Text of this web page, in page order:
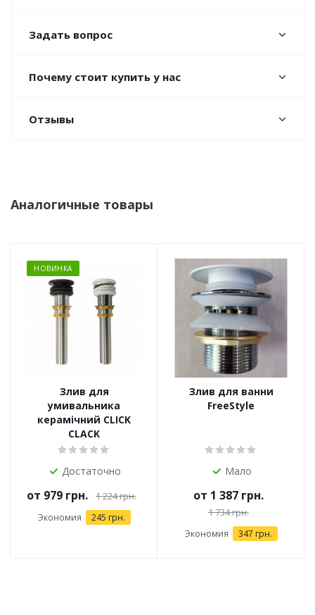
Задать вопрос
Почему стоит купить у нас
Отзывы
Аналогичные товары
НОВИНКА
Злив для
умивальника
керамічний CLICK
CLACK
Достаточно
от 979 грн. 1 224 грн.
Экономия 245 грн.
Злив для ванни
FreeStyle
Мало
от 1 387 грн.
1 734 грн.
Экономия 347 грн.